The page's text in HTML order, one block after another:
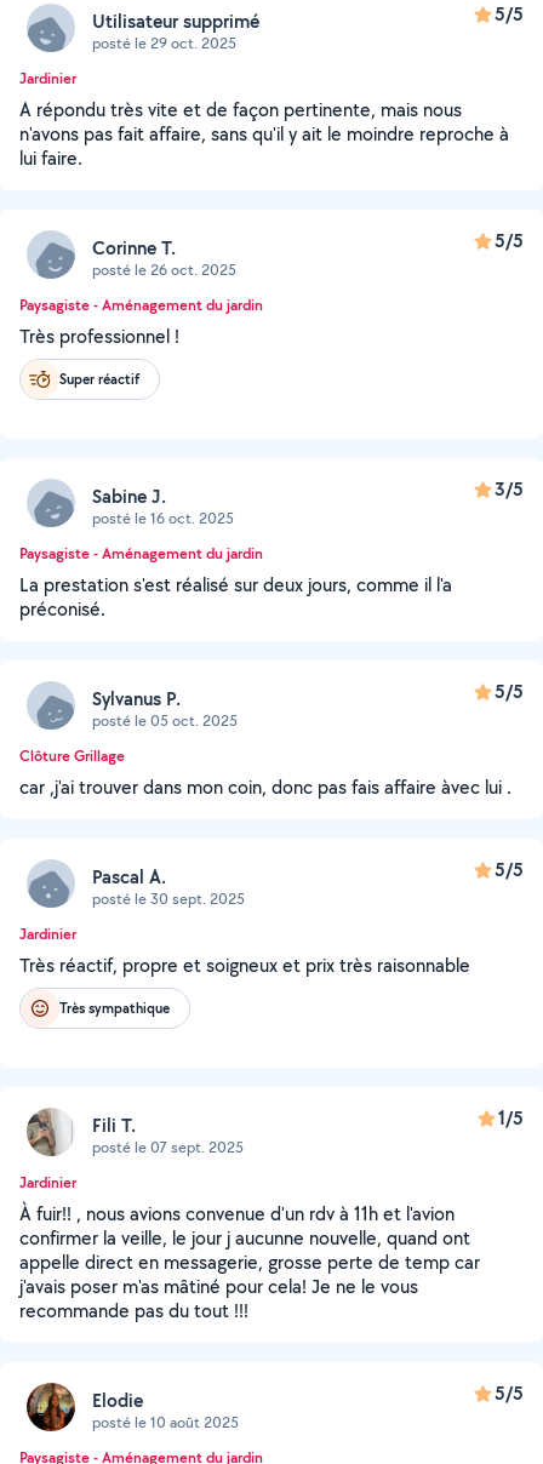
Utilisateur supprimé
posté le 29 oct. 2025
5/5
Jardinier
A répondu très vite et de façon pertinente, mais nous
n'avons pas fait affaire, sans qu'il y ait le moindre reproche à
lui faire.
Corinne T.
posté le 26 oct. 2025
5/5
Paysagiste - Aménagement du jardin
Très professionnel !
Super réactif
Sabine J.
posté le 16 oct. 2025
3/5
Paysagiste - Aménagement du jardin
La prestation s'est réalisé sur deux jours, comme il l'a
préconisé.
Sylvanus P.
posté le 05 oct. 2025
5/5
Clôture Grillage
car ,j'ai trouver dans mon coin, donc pas fais affaire àvec lui .
Pascal A.
posté le 30 sept. 2025
5/5
Jardinier
Très réactif, propre et soigneux et prix très raisonnable
Très sympathique
Fili T.
posté le 07 sept. 2025
1/5
Jardinier
À fuir!! , nous avions convenue d'un rdv à 11h et l'avion
confirmer la veille, le jour j aucunne nouvelle, quand ont
appelle direct en messagerie, grosse perte de temp car
j'avais poser m'as mâtiné pour cela! Je ne le vous
recommande pas du tout !!!
Elodie
posté le 10 août 2025
5/5
Paysagiste - Aménagement du jardin